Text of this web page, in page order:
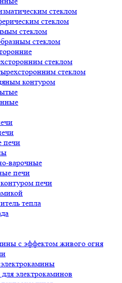
стеклом
стеклом
стеклом
стеклом
стеклом
стеклом
контуром
печи
варочные
печи
печи
тепла
с эффектом живого огня
электрокаминов